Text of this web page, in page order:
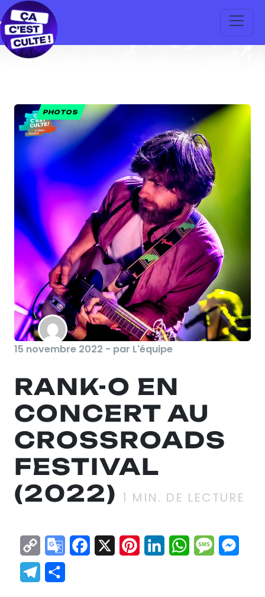
PHOTOS
15 novembre 2022 - par L'équipe
RANK-O EN
CONCERT AU
CROSSROADS
FESTIVAL
(2022) 1 MIN. DE LECTURE
Copy
Link
GoogleFacebook
X Pinterest
LinkedInWhatsApp
Telegram